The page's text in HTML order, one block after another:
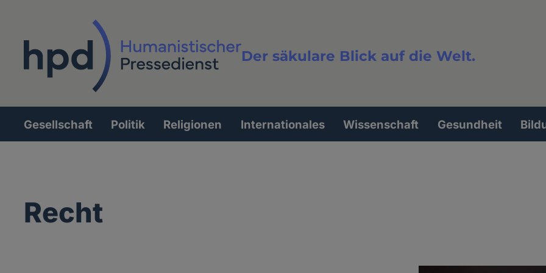
Der säkulare Blick auf die Welt.
Volltextsuche
Hauptnavigation
Gesellschaft Politik Religionen Internationales Wissenschaft Gesundheit
Recht